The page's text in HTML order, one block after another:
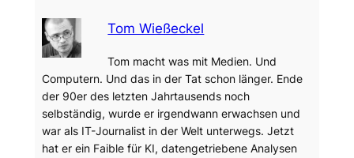
Tom Wießeckel
Tom macht was mit Medien. Und
Computern. Und das in der Tat schon länger. Ende
der 90er des letzten Jahrtausends noch
selbständig, wurde er irgendwann erwachsen und
war als IT-Journalist in der Welt unterwegs. Jetzt
hat er ein Faible für KI, datengetriebene Analysen